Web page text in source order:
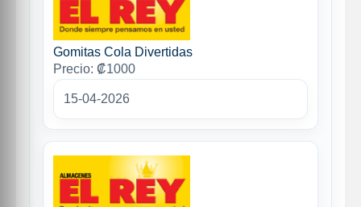
Gomitas Cola Divertidas
Precio: ₡1000
15-04-2026